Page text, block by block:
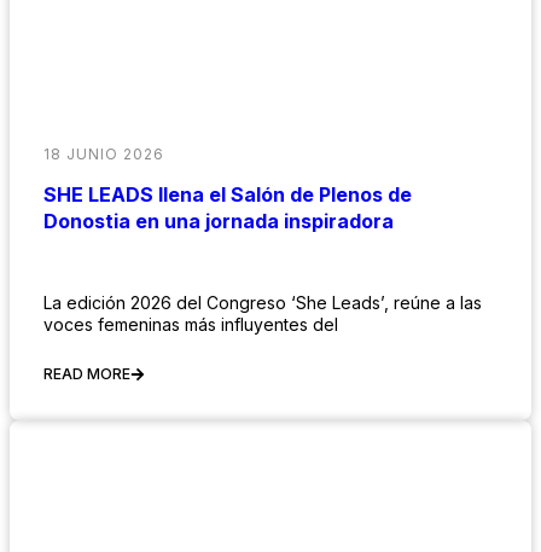
18 JUNIO 2026
SHE LEADS llena el Salón de Plenos de
Donostia en una jornada inspiradora
La edición 2026 del Congreso ‘She Leads’, reúne a las
voces femeninas más influyentes del
READ MORE